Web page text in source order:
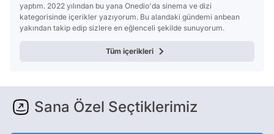
yaptım. 2022 yılından bu yana Onedio'da sinema ve dizi
kategorisinde içerikler yazıyorum. Bu alandaki gündemi anbean
yakından takip edip sizlere en eğlenceli şekilde sunuyorum.
Tüm içerikleri
Sana Özel Seçtiklerimiz